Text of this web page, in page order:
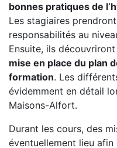
bonnes pratiques de
Les stagiaires
responsabilités au
Ensuite, ils
mise en place du plan
formation. Les
évidemment en détail
Maisons-Alfort.
Durant les cours, des
éventuellement lieu